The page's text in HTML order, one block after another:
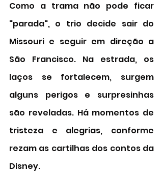
Como a trama não pode ficar
"parada", o trio decide sair do
Missouri e seguir em direção a
São Francisco. Na estrada, os
laços se fortalecem, surgem
alguns perigos e surpresinhas
são reveladas. Há momentos de
tristeza e alegrias, conforme
rezam as cartilhas dos contos da
Disney.